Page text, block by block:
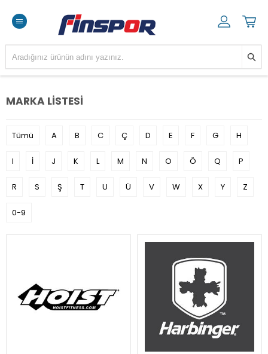
MARKA LISTESI
Tümü A B C Ç D E F G H
I İ J K L M N O Ö Q P
R S Ş T U Ü V W X Y Z
0-9